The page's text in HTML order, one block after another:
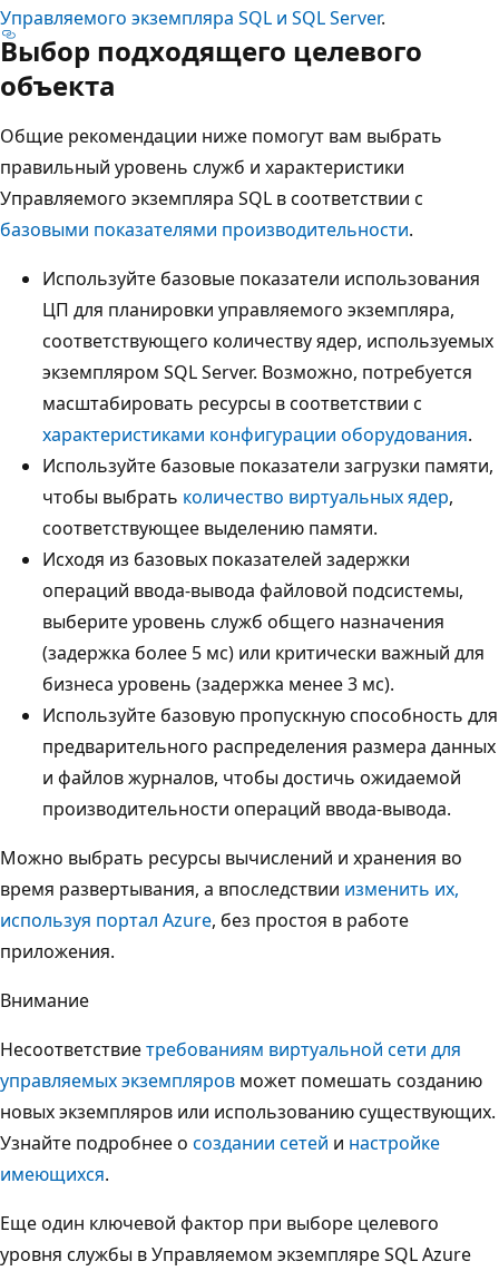
Управляемого экземпляра SQL и SQL Server.
Выбор подходящего целевого
объекта
Общие рекомендации ниже помогут вам выбрать
правильный уровень служб и характеристики
Управляемого экземпляра SQL в соответствии с
базовыми показателями производительности.
Используйте базовые показатели использования
ЦП для планировки управляемого экземпляра,
соответствующего количеству ядер, используемых
экземпляром SQL Server. Возможно, потребуется
масштабировать ресурсы в соответствии с
характеристиками конфигурации оборудования.
Используйте базовые показатели загрузки памяти,
чтобы выбрать количество виртуальных ядер,
соответствующее выделению памяти.
Исходя из базовых показателей задержки
операций ввода-вывода файловой подсистемы,
выберите уровень служб общего назначения
(задержка более 5 мс) или критически важный для
бизнеса уровень (задержка менее 3 мс).
Используйте базовую пропускную способность для
предварительного распределения размера данных
и файлов журналов, чтобы достичь ожидаемой
производительности операций ввода-вывода.
Можно выбрать ресурсы вычислений и хранения во
время развертывания, а впоследствии изменить их,
используя портал Azure, без простоя в работе
приложения.
Внимание
Несоответствиетребованиям виртуальной сети для
управляемых экземпляров может помешать созданию
новых экземпляров или использованию существующих.
Узнайте подробнее о создании сетей и настройке
имеющихся.
Еще один ключевой фактор при выборе целевого
уровня службы в Управляемом экземпляре SQL Azure